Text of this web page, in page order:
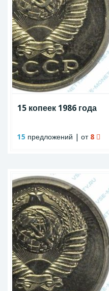
15 копеек 1986 года
15 предложений | от 8